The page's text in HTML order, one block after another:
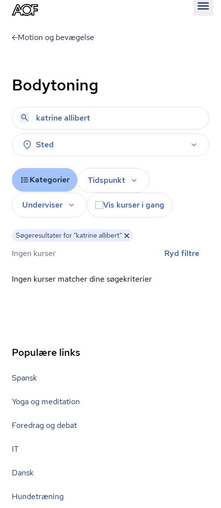
Motion og bevægelse
Bodytoning
Sted
Kategorier Tidspunkt
Underviser Vis kurser i gang
Søgeresultater for "katrine allibert"
Ingen kurser Ryd filtre
Ingen kurser matcher dine søgekriterier
Populære links
Spansk
Yoga og meditation
Foredrag og debat
IT
Dansk
Hundetræning